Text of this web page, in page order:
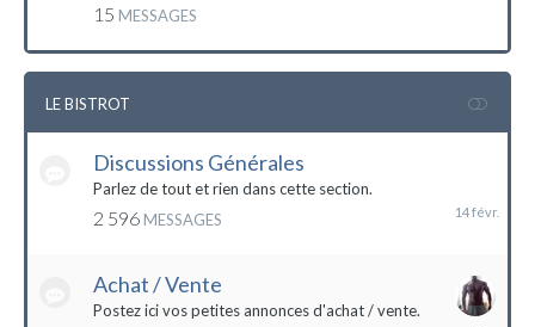
15 MESSAGES
LE BISTROT
Discussions Générales
Parlez de tout et rien dans cette section.
2 596 MESSAGES
Achat / Vente
Postez ici vos petites annonces d'achat / vente.